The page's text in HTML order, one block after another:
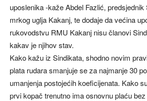
uposlenika -kaže Abdel Fazlić,
mrkog uglja Kakanj, te dodaje da većina
rukovodstvu RMU Kakanj nisu članovi
kakav je njihov stav.
Kako kažu iz Sindikata, shodno novim
plata rudara smanjuje se za najmanje 30
umanjenja postojećih koeficijenata. Kako
prvi kopač trenutno ima osnovnu plaću